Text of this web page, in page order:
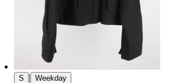
S | Weekday